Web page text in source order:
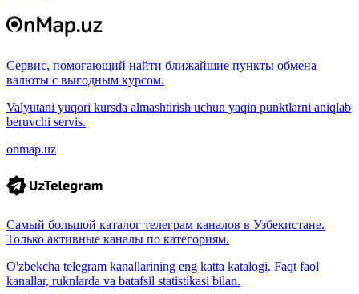
Сервис, помогающий найти ближайшие пункты обмена
валюты с выгодным курсом.
Valyutani yuqori kursda almashtirish uchun yaqin punktlarni aniqlab
beruvchi servis.
onmap.uz
Самый большой каталог телеграм каналов в Узбекистане.
Только активные каналы по категориям.
O'zbekcha telegram kanallarining eng katta katalogi. Faqt faol
kanallar, ruknlarda va batafsil statistikasi bilan.